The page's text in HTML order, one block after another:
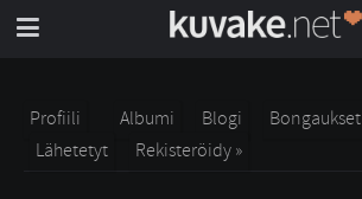
Profiili Albumi Blogi Bongaukset
Lähetetyt
Rekisteröidy »